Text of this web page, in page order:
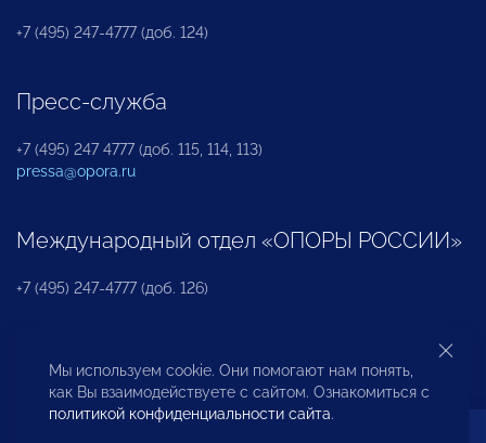
+7 (495) 247-4777 (доб. 124)
Пресс-служба
+7 (495) 247 4777 (доб. 115, 114, 113)
pressa@opora.ru
Международный отдел «ОПОРЫ РОССИИ»
+7 (495) 247-4777 (доб. 126)
Бюро по защите прав предпринимателей и
инвесторов
Мы используем cookie. Они помогают нам понять,
как Вы взаимодействуете с сайтом. Ознакомиться с
политикой конфиденциальности сайта.